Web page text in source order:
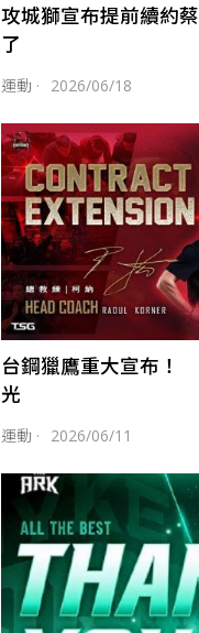
攻城獅宣布提前續約
了
運動 · 2026/06/18
台鋼獵鷹重大宣布！
光
運動 · 2026/06/11